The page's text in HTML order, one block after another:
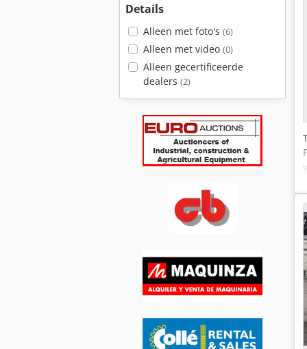
Details
Alleen met foto's (6)
Alleen met video (0)
Alleen gecertificeerde
dealers (2)